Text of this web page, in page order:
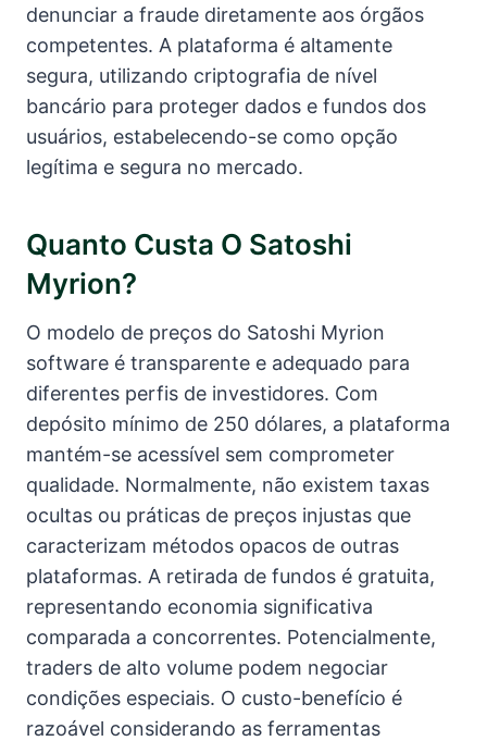
denunciar a fraude diretamente aos órgãos
competentes. A plataforma é altamente
segura, utilizando criptografia de nível
bancário para proteger dados e fundos dos
usuários, estabelecendo-se como opção
legítima e segura no mercado.
Quanto Custa O Satoshi
Myrion?
O modelo de preços do Satoshi Myrion
software é transparente e adequado para
diferentes perfis de investidores. Com
depósito mínimo de 250 dólares, a plataforma
mantém-se acessível sem comprometer
qualidade. Normalmente, não existem taxas
ocultas ou práticas de preços injustas que
caracterizam métodos opacos de outras
plataformas. A retirada de fundos é gratuita,
representando economia significativa
comparada a concorrentes. Potencialmente,
traders de alto volume podem negociar
condições especiais. O custo-benefício é
razoável considerando as ferramentas